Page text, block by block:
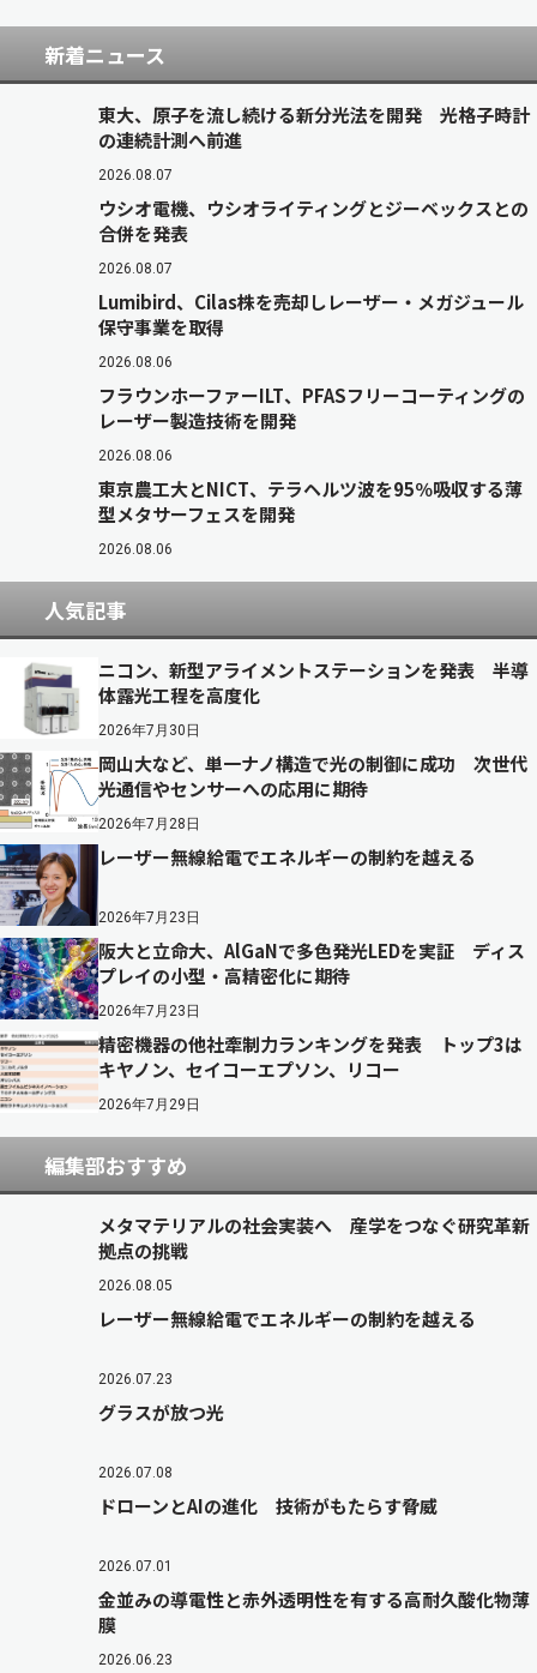
新着ニュース
東大、原子を流し続ける新分光法を開発 光格子時計
の連続計測へ前進
2026.08.07
ウシオ電機、ウシオライティングとジーベックスとの
合併を発表
2026.08.07
Lumibird、Cilas株を売却しレーザー・メガジュール
保守事業を取得
2026.08.06
フラウンホーファーILT、PFASフリーコーティングの
レーザー製造技術を開発
2026.08.06
東京農工大とNICT、テラヘルツ波を95％吸収する薄
型メタサーフェスを開発
2026.08.06
人気記事
ニコン、新型アライメントステーションを発表 半導
体露光工程を高度化
2026年7月30日
岡山大など、単一ナノ構造で光の制御に成功 次世代
光通信やセンサーへの応用に期待
2026年7月28日
レーザー無線給電でエネルギーの制約を越える
2026年7月23日
阪大と立命大、AlGaNで多色発光LEDを実証 ディス
プレイの小型・高精密化に期待
2026年7月23日
精密機器の他社牽制力ランキングを発表 トップ3は
キヤノン、セイコーエプソン、リコー
2026年7月29日
編集部おすすめ
メタマテリアルの社会実装へ 産学をつなぐ研究革新
拠点の挑戦
2026.08.05
レーザー無線給電でエネルギーの制約を越える
2026.07.23
グラスが放つ光
2026.07.08
ドローンとAIの進化 技術がもたらす脅威
2026.07.01
金並みの導電性と赤外透明性を有する高耐久酸化物薄
膜
2026.06.23